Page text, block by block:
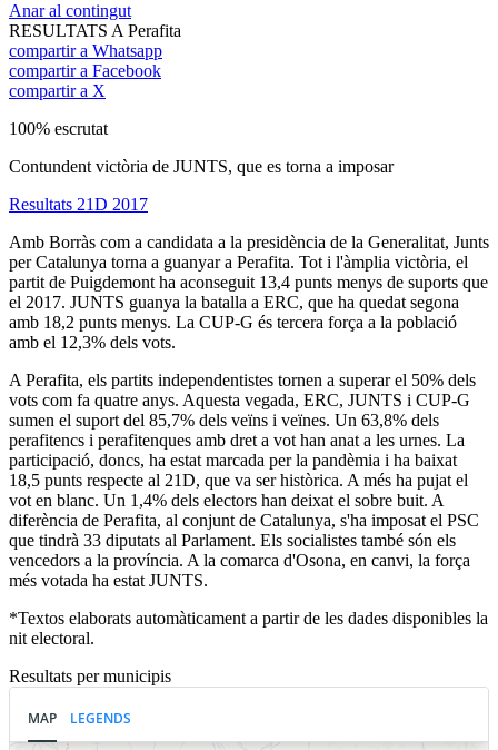
Anar al contingut
RESULTATS A Perafita
compartir a Whatsapp
compartir a Facebook
compartir a X
100% escrutat
Contundent victòria de JUNTS, que es torna a imposar
Resultats 21D 2017
Amb Borràs com a candidata a la presidència de la Generalitat, Junts
per Catalunya torna a guanyar a Perafita. Tot i l'àmplia victòria, el
partit de Puigdemont ha aconseguit 13,4 punts menys de suports que
el 2017. JUNTS guanya la batalla a ERC, que ha quedat segona
amb 18,2 punts menys. La CUP-G és tercera força a la població
amb el 12,3% dels vots.
A Perafita, els partits independentistes tornen a superar el 50% dels
vots com fa quatre anys. Aquesta vegada, ERC, JUNTS i CUP-G
sumen el suport del 85,7% dels veïns i veïnes. Un 63,8% dels
perafitencs i perafitenques amb dret a vot han anat a les urnes. La
participació, doncs, ha estat marcada per la pandèmia i ha baixat
18,5 punts respecte al 21D, que va ser històrica. A més ha pujat el
vot en blanc. Un 1,4% dels electors han deixat el sobre buit. A
diferència de Perafita, al conjunt de Catalunya, s'ha imposat el PSC
que tindrà 33 diputats al Parlament. Els socialistes també són els
vencedors a la província. A la comarca d'Osona, en canvi, la força
més votada ha estat JUNTS.
*Textos elaborats automàticament a partir de les dades disponibles la
nit electoral.
Resultats per municipis